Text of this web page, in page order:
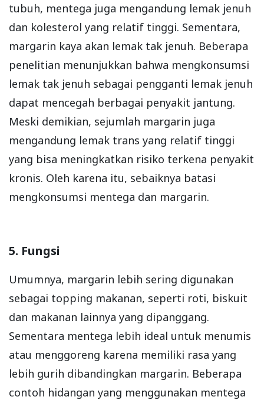
tubuh, mentega juga mengandung lemak jenuh
dan kolesterol yang relatif tinggi. Sementara,
margarin kaya akan lemak tak jenuh. Beberapa
penelitian menunjukkan bahwa mengkonsumsi
lemak tak jenuh sebagai pengganti lemak jenuh
dapat mencegah berbagai penyakit jantung.
Meski demikian, sejumlah margarin juga
mengandung lemak trans yang relatif tinggi
yang bisa meningkatkan risiko terkena penyakit
kronis. Oleh karena itu, sebaiknya batasi
mengkonsumsi mentega dan margarin.
5. Fungsi
Umumnya, margarin lebih sering digunakan
sebagai topping makanan, seperti roti, biskuit
dan makanan lainnya yang dipanggang.
Sementara mentega lebih ideal untuk menumis
atau menggoreng karena memiliki rasa yang
lebih gurih dibandingkan margarin. Beberapa
contoh hidangan yang menggunakan mentega